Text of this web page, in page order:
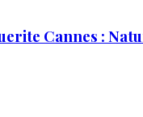
Cannes :